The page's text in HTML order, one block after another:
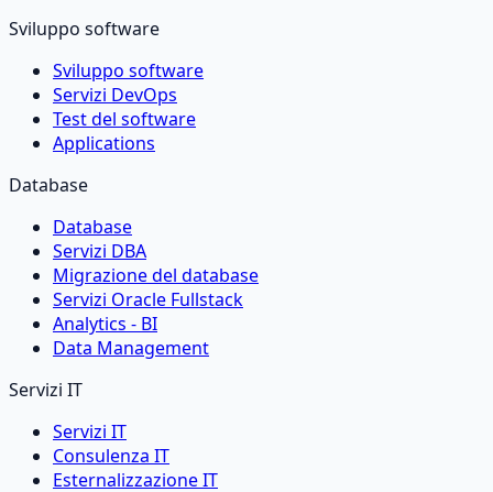
Sviluppo software
Sviluppo software
Servizi DevOps
Test del software
Applications
Database
Database
Servizi DBA
Migrazione del database
Servizi Oracle Fullstack
Analytics - BI
Data Management
Servizi IT
Servizi IT
Consulenza IT
Esternalizzazione IT